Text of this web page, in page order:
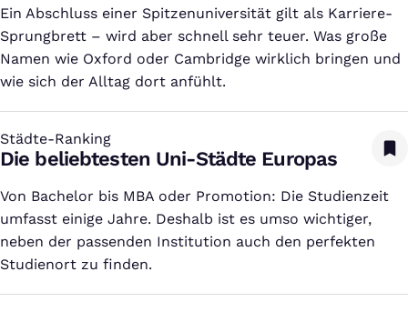
Ein Abschluss einer Spitzenuniversität gilt als Karriere-
Sprungbrett – wird aber schnell sehr teuer. Was große
Namen wie Oxford oder Cambridge wirklich bringen und
wie sich der Alltag dort anfühlt.
Städte-Ranking
:
Die beliebtesten Uni-Städte Europas
Von Bachelor bis MBA oder Promotion: Die Studienzeit
umfasst einige Jahre. Deshalb ist es umso wichtiger,
neben der passenden Institution auch den perfekten
Studienort zu finden.